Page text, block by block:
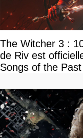
The Witcher 3 :
de Riv est
Songs of the Past